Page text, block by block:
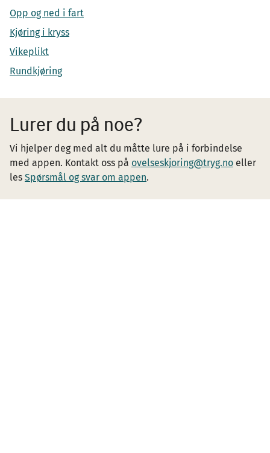
Opp og ned i fart
Kjøring i kryss
Vikeplikt
Rundkjøring
Lurer du på noe?
Vi hjelper deg med alt du måtte lure på i forbindelse
med appen. Kontakt oss på ovelseskjoring@tryg.no eller
les Spørsmål og svar om appen.